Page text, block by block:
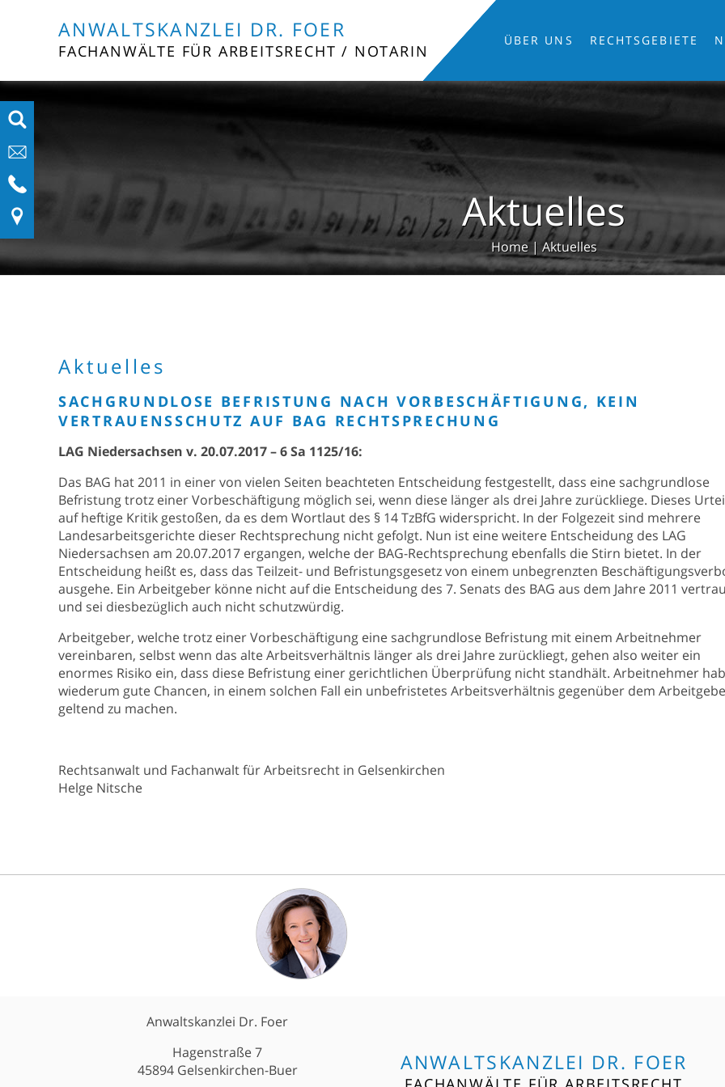
ANWALTSKANZLEI DR. FOER
FACHANWÄLTE FÜR ARBEITSRECHT / NOTARIN
ÜBER UNS RECHTSGEBIETE
Aktuelles
Home| Aktuelles
Aktuelles
SACHGRUNDLOSE BEFRISTUNG NACH VORBESCHÄFTIGUNG, KEIN
VERTRAUENSSCHUTZ AUF BAG RECHTSPRECHUNG
LAG Niedersachsen v. 20.07.2017 – 6 Sa 1125/16:
Das BAG hat 2011 in einer von vielen Seiten beachteten Entscheidung festgestellt, dass eine sachgrundlose
Befristung trotz einer Vorbeschäftigung möglich sei, wenn diese länger als drei Jahre zurückliege. Dieses
auf heftige Kritik gestoßen, da es dem Wortlaut des § 14 TzBfG widerspricht. In der Folgezeit sind mehrere
Landesarbeitsgerichte dieser Rechtsprechung nicht gefolgt. Nun ist eine weitere Entscheidung des LAG
Niedersachsen am 20.07.2017 ergangen, welche der BAG-Rechtsprechung ebenfalls die Stirn bietet. In der
Entscheidung heißt es, dass das Teilzeit- und Befristungsgesetz von einem unbegrenzten
ausgehe. Ein Arbeitgeber könne nicht auf die Entscheidung des 7. Senats des BAG aus dem Jahre 2011
und sei diesbezüglich auch nicht schutzwürdig.
Arbeitgeber, welche trotz einer Vorbeschäftigung eine sachgrundlose Befristung mit einem Arbeitnehmer
vereinbaren, selbst wenn das alte Arbeitsverhältnis länger als drei Jahre zurückliegt, gehen also weiter ein
enormes Risiko ein, dass diese Befristung einer gerichtlichen Überprüfung nicht standhält. Arbeitnehmer
wiederum gute Chancen, in einem solchen Fall ein unbefristetes Arbeitsverhältnis gegenüber dem
geltend zu machen.
Rechtsanwalt und Fachanwalt für Arbeitsrecht in Gelsenkirchen
Helge Nitsche
Anwaltskanzlei Dr. Foer
Hagenstraße 7
45894 Gelsenkirchen-Buer
ANWALTSKANZLEI DR. FOER